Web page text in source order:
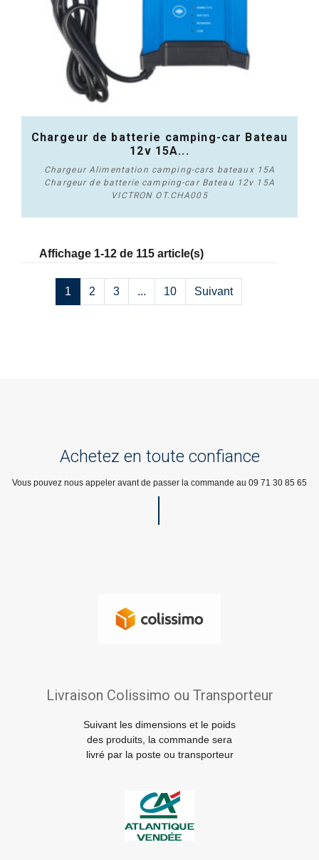
Chargeur de batterie camping-car Bateau
12v 15A...
Chargeur Alimentation camping-cars bateaux 15A
Chargeur de batterie camping-car Bateau 12v 15A
VICTRON OT.CHA005
Affichage 1-12 de 115 article(s)
1 2 3 ... 10 Suivant
Achetez en toute confiance
Vous pouvez nous appeler avant de passer la commande au 09 71 30 85 65
Livraison Colissimo ou Transporteur
Suivant les dimensions et le poids
des produits, la commande sera
livré par la poste ou transporteur